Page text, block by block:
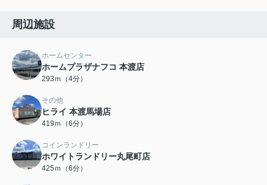
周辺施設
ホームセンター
ホームプラザナフコ 本渡店
293ｍ（4分）
その他
ヒライ 本渡馬場店
419ｍ（6分）
コインランドリー
ホワイトランドリー丸尾町店
425ｍ（6分）